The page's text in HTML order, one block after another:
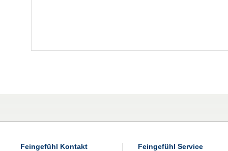
Feingefühl Kontakt Feingefühl Service